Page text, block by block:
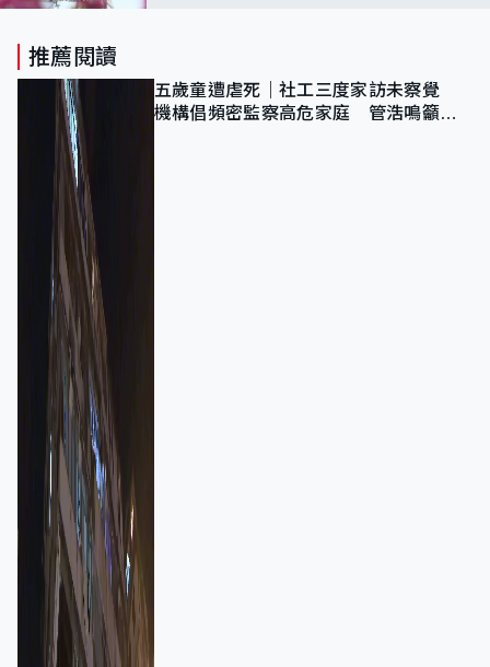
推薦閱讀
五歲童遭虐死｜社工三度家訪未察覺
機構倡頻密監察高危家庭 管浩鳴籲加